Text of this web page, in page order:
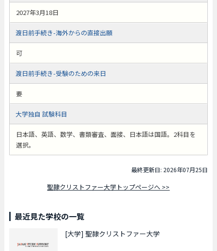
2027年3月18日
渡日前手続き-海外からの直接出願
可
渡日前手続き-受験のための来日
要
大学独自 試験科目
日本語、英語、数学、書類審査、面接、日本語は国語。2科目を
選択。
最終更新日: 2026年07月25日
聖隷クリストファー大学トップページへ >>
最近見た学校の一覧
[大学] 聖隷クリストファー大学